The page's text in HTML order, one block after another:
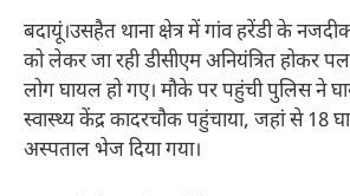
बदायूं।उसहैत थाना क्षेत्र में गांव हरेंडी के
को लेकर जा रही डीसीएम अनियंत्रित होकर
लोग घायल हो गए। मौके पर पहुंची पुलिस ने
स्वास्थ्य केंद्र कादरचौक पहुंचाया, जहां से 18
अस्पताल भेज दिया गया।